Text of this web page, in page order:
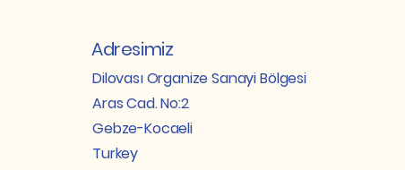
Adresimiz
Dilovası Organize Sanayi Bölgesi
Aras Cad. No:2
Gebze-Kocaeli
Turkey